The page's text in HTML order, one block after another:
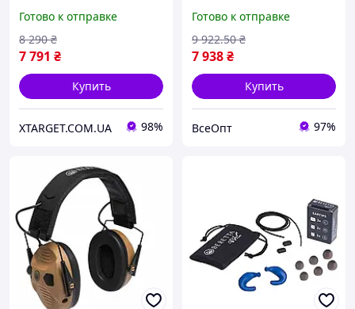
D0044-07Z2
Готово к отправке
7 791 ₴
8 290 ₴
Купить
XTARGET.COM.UA 98%
охоты и стрельбы
Готово к отправке
7 938₴
9 922.50 ₴
Купить
ВсеОпт 97%